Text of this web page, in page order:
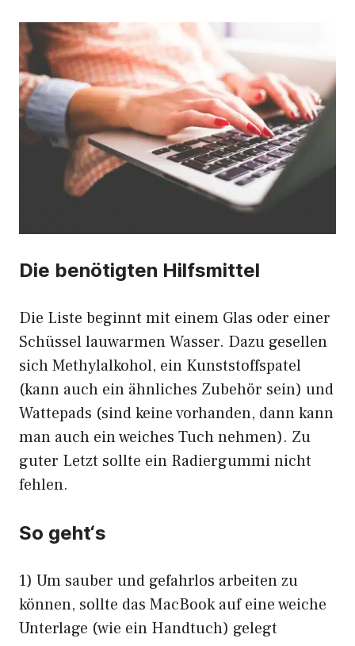
Die benötigten Hilfsmittel
Die Liste beginnt mit einem Glas oder einer
Schüssel lauwarmen Wasser. Dazu gesellen
sich Methylalkohol, ein Kunststoffspatel
(kann auch ein ähnliches Zubehör sein) und
Wattepads (sind keine vorhanden, dann kann
man auch ein weiches Tuch nehmen). Zu
guter Letzt sollte ein Radiergummi nicht
fehlen.
So geht‘s
1) Um sauber und gefahrlos arbeiten zu
können, sollte das MacBook auf eine weiche
Unterlage (wie ein Handtuch) gelegt